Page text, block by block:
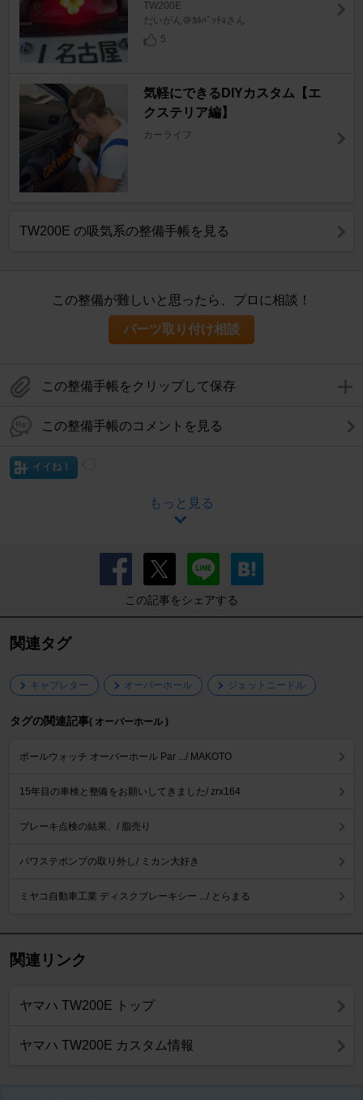
TW200E
だいがん＠ｶﾙﾊﾟｯﾁｮさん
5
気軽にできるDIYカスタム【エ
クステリア編】
カーライフ
TW200E の吸気系の整備手帳を見る
この整備が難しいと思ったら、プロに相談！
パーツ取り付け相談
この整備手帳をクリップして保存
この整備手帳のコメントを見る
イイね！
もっと見る
この記事をシェアする
関連タグ
キャブレター オーバーホール ジェットニードル
タグの関連記事( オーバーホール )
ボールウォッチ オーバーホール Par .../ MAKOTO
15年目の車検と整備をお願いしてきました/ zrx164
ブレーキ点検の結果、/ 脂売り
パワステポンプの取り外し/ ミカン大好き
ミヤコ自動車工業 ディスクブレーキシー .../ とらまる
関連リンク
ヤマハ TW200E トップ
ヤマハ TW200E カスタム情報